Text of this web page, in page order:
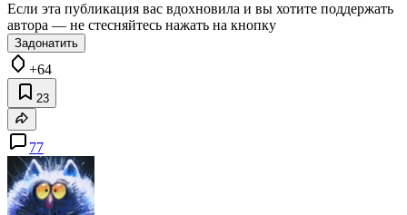
Если эта публикация вас вдохновила и вы хотите поддержать
автора — не стесняйтесь нажать на кнопку
Задонатить
+64
23
77